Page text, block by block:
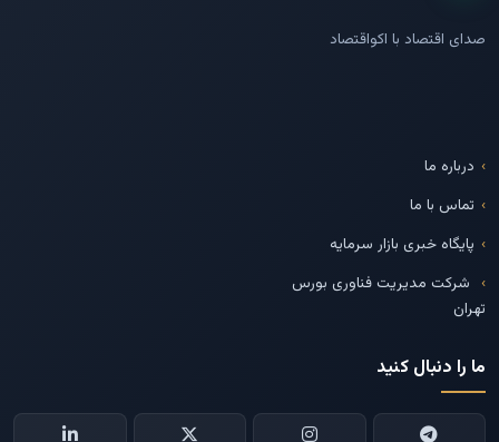
صدای اقتصاد با اکواقتصاد
درباره ما
تماس با ما
پایگاه خبری بازار سرمایه
شرکت مدیریت فناوری بورس
تهران
ما را دنبال کنید